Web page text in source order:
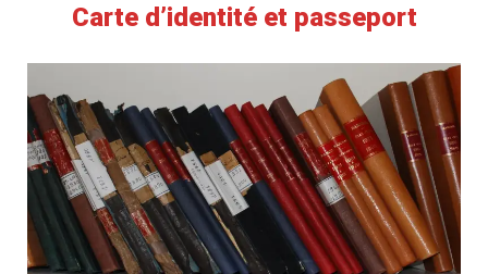
Carte d’identité et passeport